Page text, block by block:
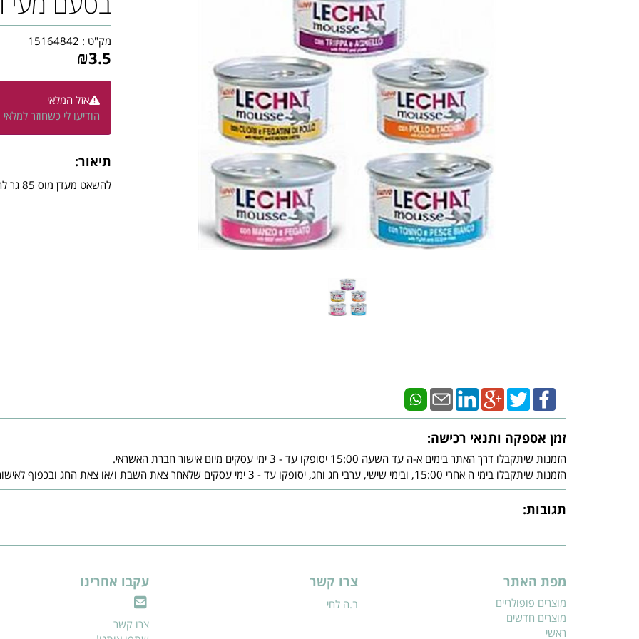
מק"ט : 15164842
₪3.5
אזל המלאי
הודיעו לי כשחוזר למלאי
תיאור:
להשאט מעדן מוס 85 גר לחתול בטעם מעי וכבש
זמן אספקה ותנאי רכישה:
הזמנות שיתקבלו דרך האתר בימים א-ה עד השעה 15:00 יסופקו עד - 3 ימי עסקים מיום אישור חברת האשראי.
הזמנות שיתקבלו בימי ה אחרי 15:00, ובימי שישי, ערבי חג וחג, יסופקו עד - 3 ימי עסקים שלאחר צאת השבת ו/או צאת החג ובכפוף לאישור חברת האשראי.
תגובות:
מפת האתר
מוצרים פופולריים
מוצרים חדשים
ראשי
צרו קשר
ב.ה לחי
עקבו אחרינו
צרו קשר